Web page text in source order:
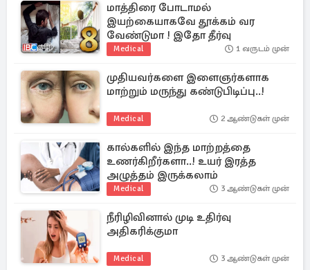
மாத்திரை போடாமல்
இயற்கையாகவே தூக்கம் வர
வேண்டுமா ! இதோ தீர்வு
Medical 1 வருடம் முன்
முதியவர்களை இளைஞர்களாக
மாற்றும் மருந்து கண்டுபிடிப்பு..!
Medical 2 ஆண்டுகள் முன்
கால்களில் இந்த மாற்றத்தை
உணர்கிறீர்களா..! உயர் இரத்த
அழுத்தம் இருக்கலாம்
Medical 3 ஆண்டுகள் முன்
நீரிழிவினால் முடி உதிர்வு
அதிகரிக்குமா
Medical 3 ஆண்டுகள் முன்